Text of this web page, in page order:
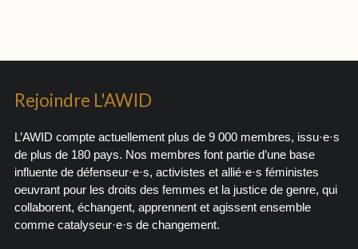
Rejoindre L'AWID
L’AWID compte actuellement plus de 9 000 membres, issu·e·s
de plus de 180 pays. Nos membres font partie d’une base
influente de défenseur·e·s, activistes et allié·e·s féministes
oeuvrant pour les droits des femmes et la justice de genre, qui
collaborent, échangent, apprennent et agissent ensemble
comme catalyseur·e·s de changement.